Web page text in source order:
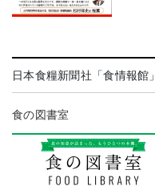
日本食糧新聞社「食情報館」
食の図書室